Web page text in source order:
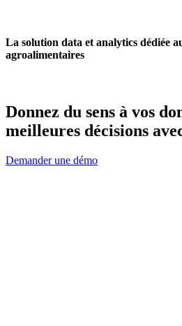
La solution data et analytics dédiée
agroalimentaires
Donnez du sens à vos
meilleures décisions
Demander une démo